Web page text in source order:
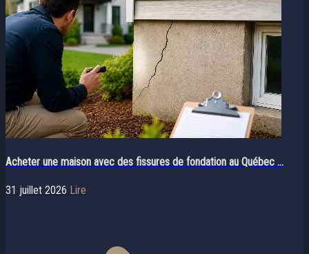
Acheter une maison avec des fissures de fondation au Québec ...
31 juillet 2026 Lire